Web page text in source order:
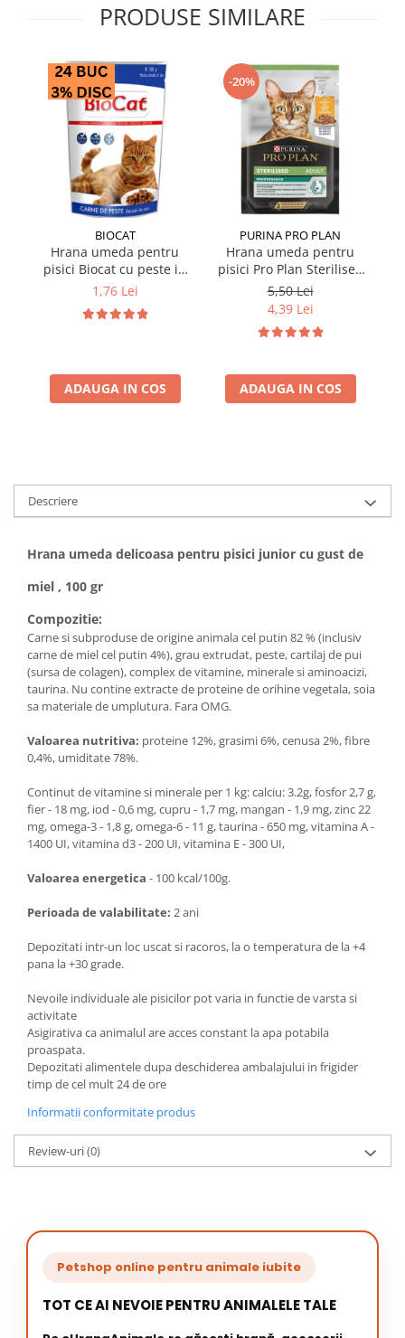
PRODUSE SIMILARE
BIOCAT
Hrana umeda pentru
pisici Biocat cu peste in
sos 100 gr
1,76 Lei
ADAUGA IN COS
-20%
PURINA PRO PLAN
Hrana umeda pentru
pisici Pro Plan Sterilised
Nutrisavour cu pui in sos
85 gr
5,50 Lei
4,39 Lei
ADAUGA IN COS
Descriere
Hrana umeda delicoasa pentru pisici junior cu gust de
miel , 100 gr
Compozitie:
Carne si subproduse de origine animala cel putin 82 % (inclusiv
carne de miel cel putin 4%), grau extrudat, peste, cartilaj de pui
(sursa de colagen), complex de vitamine, minerale si aminoacizi,
taurina. Nu contine extracte de proteine de orihine vegetala, soia
sa materiale de umplutura. Fara OMG.
Valoarea nutritiva: proteine 12%, grasimi 6%, cenusa 2%, fibre
0,4%, umiditate 78%.
Continut de vitamine si minerale per 1 kg: calciu: 3.2g, fosfor 2,7 g,
fier - 18 mg, iod - 0,6 mg, cupru - 1,7 mg, mangan - 1,9 mg, zinc 22
mg, omega-3 - 1,8 g, omega-6 - 11 g, taurina - 650 mg, vitamina A -
1400 UI, vitamina d3 - 200 UI, vitamina E - 300 UI,
Valoarea energetica - 100 kcal/100g.
Perioada de valabilitate: 2 ani
Depozitati intr-un loc uscat si racoros, la o temperatura de la +4
pana la +30 grade.
Nevoile individuale ale pisicilor pot varia in functie de varsta si
activitate
Asigirativa ca animalul are acces constant la apa potabila
proaspata.
Depozitati alimentele dupa deschiderea ambalajului in frigider
timp de cel mult 24 de ore
Informatii conformitate produs
Review-uri(0)
Petshop online pentru animale iubite
TOT CE AI NEVOIE PENTRU ANIMALELE TALE